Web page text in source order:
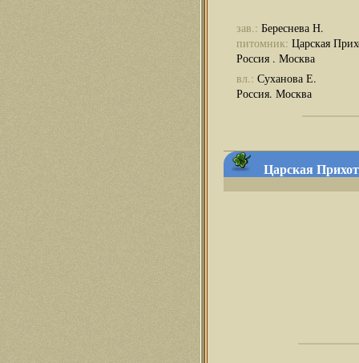
зав.: Береснева Н.
питомник: Царская
Россия . Москва
вл.: Суханова Е.
Россия. Москва
Царская